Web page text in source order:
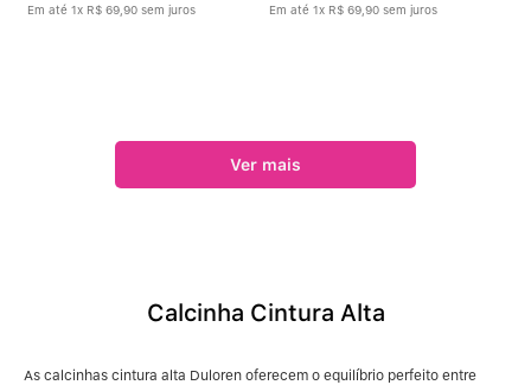
Em até 1x R$ 69 90 sem juros Em até 1x R$ 69 90 sem juros
Calcinha Cintura Alta
As calcinhas cintura alta Duloren oferecem o equilíbrio perfeito entre